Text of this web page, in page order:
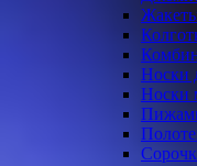
Носки
Носки